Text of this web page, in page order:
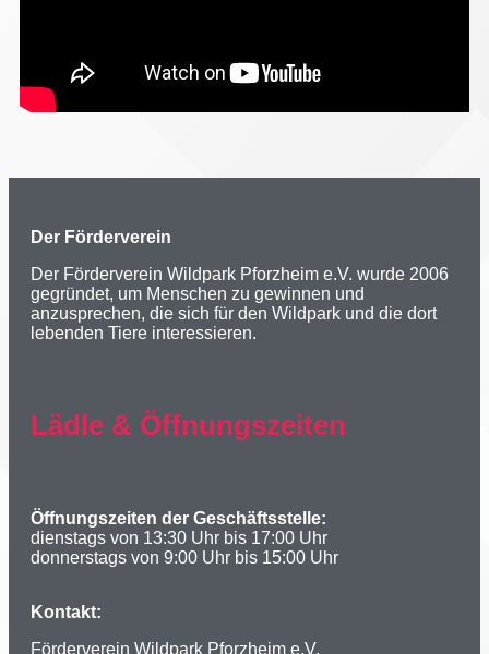
Der Förderverein
Der Förderverein Wildpark Pforzheim e.V. wurde 2006
gegründet, um Menschen zu gewinnen und
anzusprechen, die sich für den Wildpark und die dort
lebenden Tiere interessieren.
Lädle & Öffnungszeiten
Öffnungszeiten der Geschäftsstelle:
dienstags von 13:30 Uhr bis 17:00 Uhr
donnerstags von 9:00 Uhr bis 15:00 Uhr
Kontakt:
Förderverein Wildpark Pforzheim e.V.